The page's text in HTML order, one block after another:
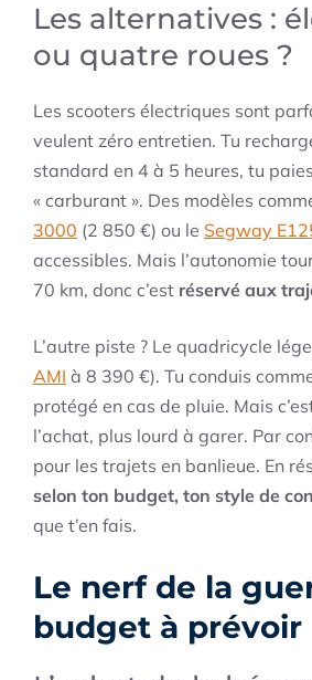
Les alternatives :
ou quatre roues ?
Les scooters électriques sont
veulent zéro entretien. Tu
standard en 4 à 5 heures, tu
« carburant ». Des modèles
3000 (2 850 €) ou le Segway
accessibles. Mais l’autonomie
70 km, donc c’est réservé aux
L’autre piste ? Le quadricycle
AMI à 8 390 €). Tu conduis
protégé en cas de pluie. Mais
l’achat, plus lourd à garer. Par
pour les trajets en banlieue. En
selon ton budget, ton style de
que t’en fais.
Le nerf de la
budget à prévoir